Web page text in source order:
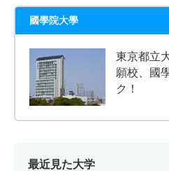
國學院大學
東京都立
願校、國
ク！
最近見た大学